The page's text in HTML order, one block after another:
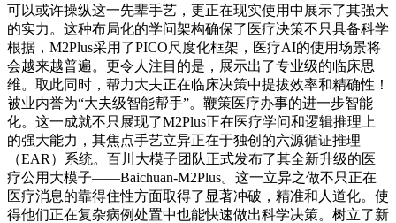
可以或许操纵这一先辈手艺，更正在现实使用中展示了其强大
的实力。这种布局化的学问架构确保了医疗决策不只具备科学
根据，M2Plus采用了PICO尺度化框架，医疗AI的使用场景将
会越来越普遍。更令人注目的是，展示出了专业级的临床思
维。取此同时，帮力大夫正在临床决策中提拔效率和精确性！
被业内誉为“大夫级智能帮手”。鞭策医疗办事的进一步智能
化。这一成就不只展现了M2Plus正在医疗学问和逻辑推理上
的强大能力，其焦点手艺立异正在于独创的六源循证推理
（EAR）系统。百川大模子团队正式发布了其全新升级的医
疗公用大模子——Baichuan-M2Plus。这一立异之做不只正在
医疗消息的靠得住性方面取得了显著冲破，精准和人道化。使
得他们正在复杂病例处置中也能快速做出科学决策。树立了新